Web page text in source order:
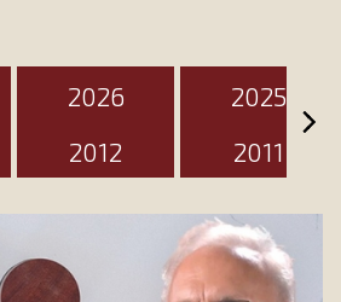
2026
2025
2012 2011